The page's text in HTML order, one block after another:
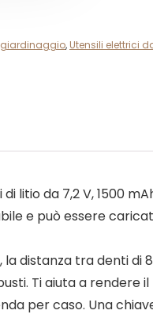
giardinaggio, Utensili elettrici
litio da 7,2 V, 1500
e può essere
la distanza tra denti
Ti aiuta a rendere
per caso. Una